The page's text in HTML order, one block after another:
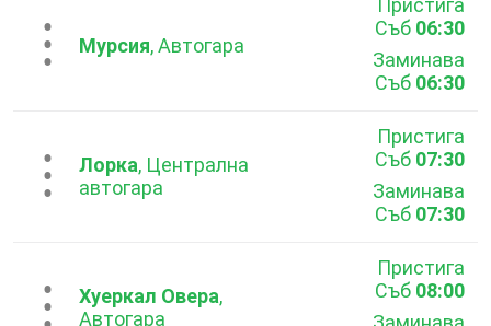
...Мурсия, Автогара
Пристига
Съб 06:30
Заминава
Съб 06:30
...Лорка, Централна
автогара
Пристига
Съб 07:30
Заминава
Съб 07:30
...Хуеркал Овера,
Автогара
Пристига
Съб 08:00